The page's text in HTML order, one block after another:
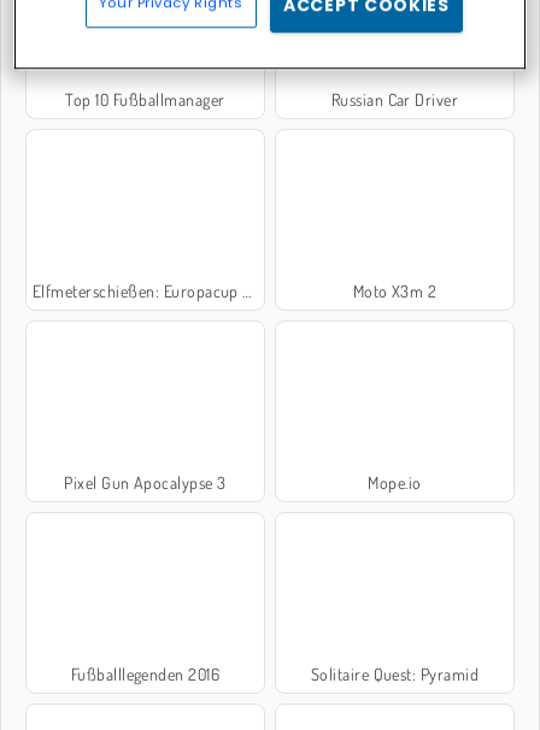
Top 10 Fußballmanager Russian Car Driver
Elfmeterschießen: Europacup 2016 Moto X3m 2
Pixel Gun Apocalypse 3 Mope.io
Fußballlegenden 2016 Solitaire Quest: Pyramid